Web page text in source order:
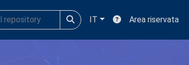
IT Area riservata